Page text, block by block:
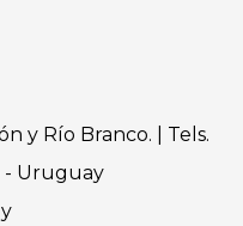
y Río Branco. | Tels.
- Uruguay